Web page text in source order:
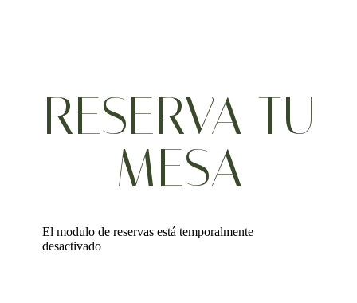
RESERVA TU
MESA